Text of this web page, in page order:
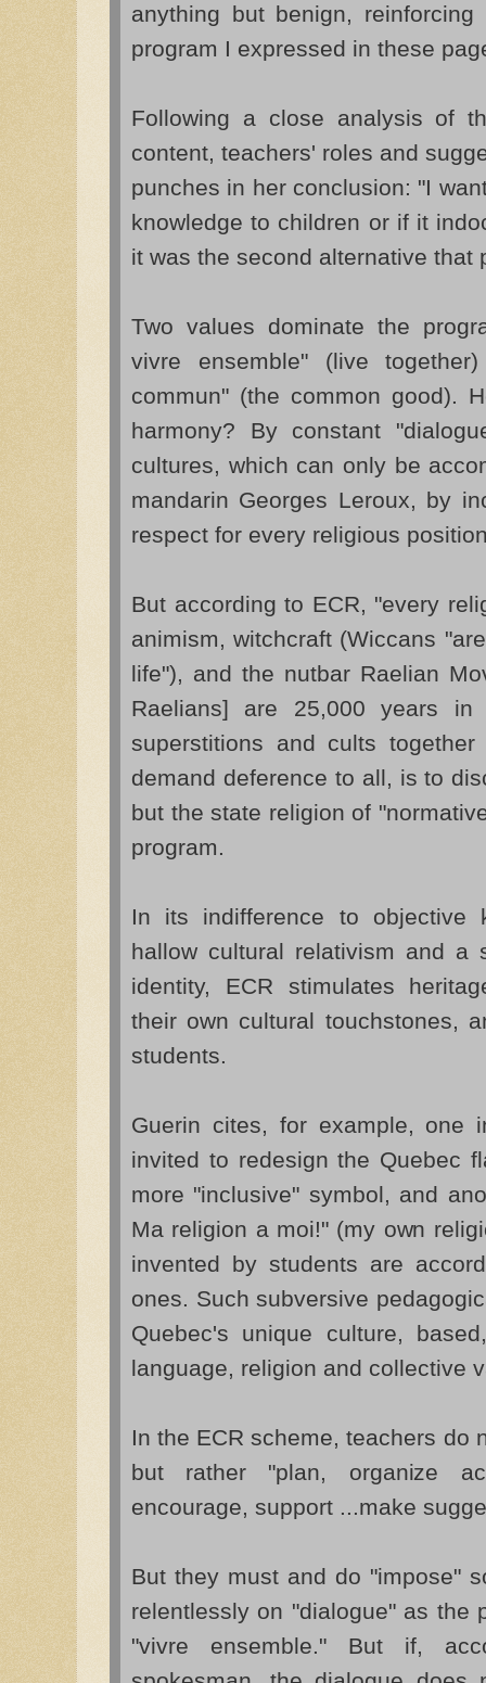
anything but benign,
program I expressed in these
Following a close analysis of
content, teachers' roles and
punches in her conclusion: "I
knowledge to children or if it
it was the second alternative that
Two values dominate the
vivre ensemble" (live
commun" (the common good).
harmony? By constant
cultures, which can only be
mandarin Georges Leroux, by
respect for every religious
But according to ECR, "every
animism, witchcraft (Wiccans
life"), and the nutbar Raelian
Raelians] are 25,000 years
superstitions and cults
demand deference to all, is to
but the state religion of
program.
In its indifference to objective
hallow cultural relativism and a
identity, ECR stimulates
their own cultural touchstones,
students.
Guerin cites, for example, one
invited to redesign the Quebec
more "inclusive" symbol, and
Ma religion a moi!" (my own
invented by students are
ones. Such subversive
Quebec's unique culture,
language, religion and collective
In the ECR scheme, teachers do
but rather "plan, organize
encourage, support ...make
But they must and do "impose"
relentlessly on "dialogue" as the
"vivre ensemble." But if,